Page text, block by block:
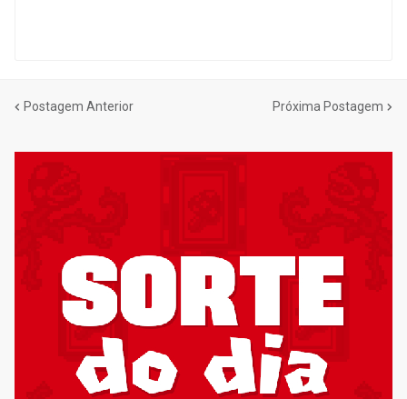
Postagem Anterior Próxima Postagem